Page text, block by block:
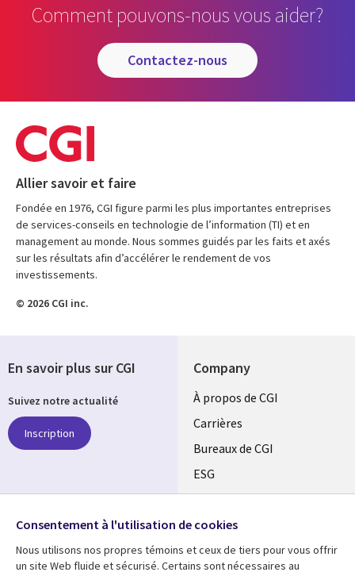
Comment pouvons-nous vous aider?
contactez-nous
Allier savoir et faire
Fondée en 1976, CGI figure parmi les plus importantes entreprises
de services-conseils en technologie de l’information (TI) et en
management au monde. Nous sommes guidés par les faits et axés
sur les résultats afin d’accélérer le rendement de vos
investissements.
© 2026 CGI inc.
Company
Useful
links
CANADA
FR
À propos de CGI
Carrières
Bureaux de CGI
ESG
Alliances
En savoir plus sur CGI
Suivez notre actualité
Inscription
Media
Consentement à l'utilisation de cookies
Nous utilisons nos propres témoins et ceux de tiers pour vous offrir
un site Web fluide et sécurisé. Certains sont nécessaires au